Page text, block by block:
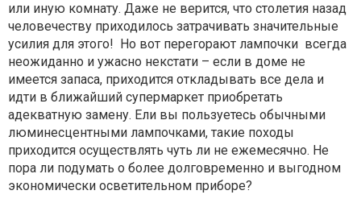
или иную комнату. Даже не верится, что столетия назад
человечеству приходилось затрачивать значительные
усилия для этого! Но вот перегорают лампочки всегда
неожиданно и ужасно некстати – если в доме не
имеется запаса, приходится откладывать все дела и
идти в ближайший супермаркет приобретать
адекватную замену. Ели вы пользуетесь обычными
люминесцентными лампочками, такие походы
приходится осуществлять чуть ли не ежемесячно. Не
пора ли подумать о более долговременно и выгодном
экономически осветительном приборе?